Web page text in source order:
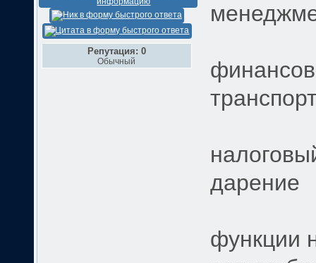
Репутация: 0
Обычный
дарение
функции